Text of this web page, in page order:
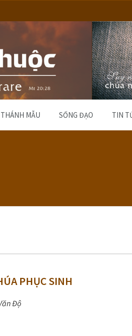
THÁNH MẪU SỐNG ĐẠO TIN
PHỤC SINH
Độ